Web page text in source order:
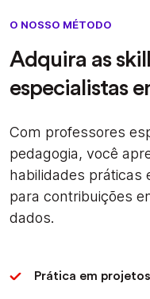
O NOSSO MÉTODO
Adquira as
especialistas
Com professores
pedagogia, você
habilidades práticas
para contribuições
dados.
Prática em